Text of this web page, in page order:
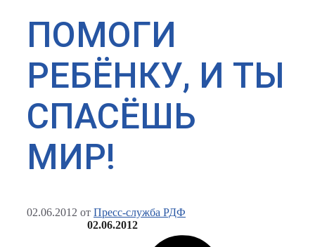
ПОМОГИ
РЕБЁНКУ, И ТЫ
СПАСЁШЬ
МИР!
02.06.2012 от Пресс-служба РДФ
02.06.2012